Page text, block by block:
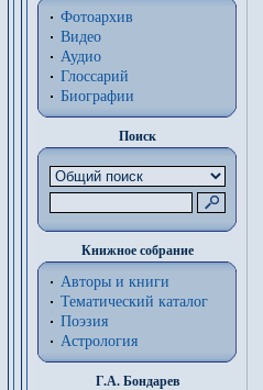
Фотоархив
Видео
Аудио
Глоссарий
Биографии
Поиск
Книжное собрание
Авторы и книги
Тематический каталог
Поэзия
Астрология
Г.А. Бондарев